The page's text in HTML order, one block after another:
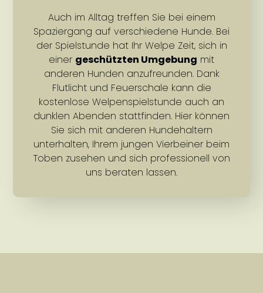
Auch im Alltag treffen Sie bei einem
Spaziergang auf verschiedene Hunde. Bei
der Spielstunde hat Ihr Welpe Zeit, sich in
einer geschützten Umgebung mit
anderen Hunden anzufreunden. Dank
Flutlicht und Feuerschale kann die
kostenlose Welpenspielstunde auch an
dunklen Abenden stattfinden. Hier können
Sie sich mit anderen Hundehaltern
unterhalten, Ihrem jungen Vierbeiner beim
Toben zusehen und sich professionell von
uns beraten lassen.